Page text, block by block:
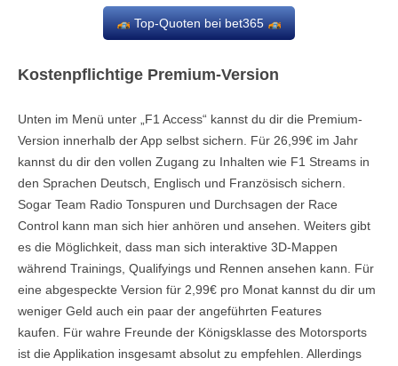
Top-Quoten bei bet365
Kostenpflichtige Premium-Version
Unten im Menü unter „F1 Access“ kannst du dir die Premium-
Version innerhalb der App selbst sichern. Für 26,99€ im Jahr
kannst du dir den vollen Zugang zu Inhalten wie F1 Streams in
den Sprachen Deutsch, Englisch und Französisch sichern.
Sogar Team Radio Tonspuren und Durchsagen der Race
Control kann man sich hier anhören und ansehen. Weiters gibt
es die Möglichkeit, dass man sich interaktive 3D-Mappen
während Trainings, Qualifyings und Rennen ansehen kann. Für
eine abgespeckte Version für 2,99€ pro Monat kannst du dir um
weniger Geld auch ein paar der angeführten Features
kaufen. Für wahre Freunde der Königsklasse des Motorsports
ist die Applikation insgesamt absolut zu empfehlen. Allerdings